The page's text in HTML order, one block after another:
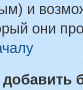
и
они